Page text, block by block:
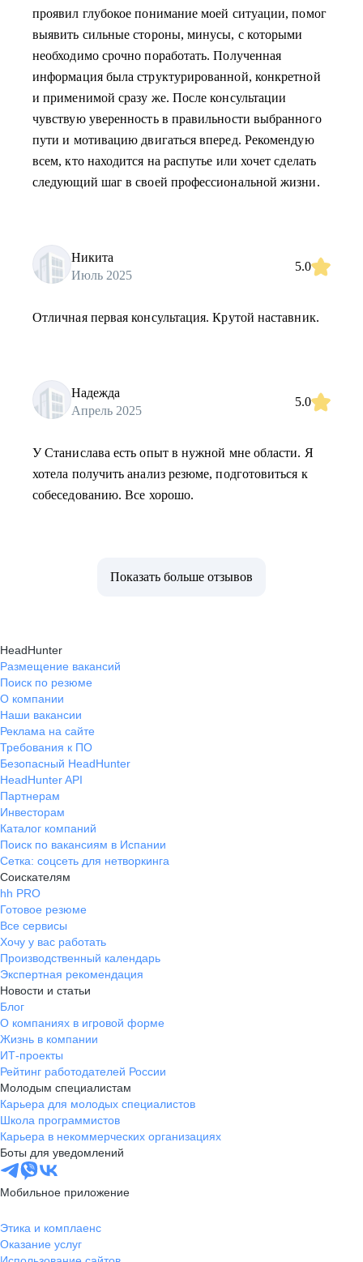
проявил глубокое понимание моей ситуации, помог
выявить сильные стороны, минусы, c которыми
необходимо срочно поработать. Полученная
информация была структурированной, конкретной
и применимой сразу же. После консультации
чувствую уверенность в правильности выбранного
пути и мотивацию двигаться вперед. Рекомендую
всем, кто находится на распутье или хочет сделать
следующий шаг в своей профессиональной жизни.
Никита
Июль 2025
5.0
Отличная первая консультация. Крутой наставник.
Надежда
Апрель 2025
5.0
У Станислава есть опыт в нужной мне области. Я
хотела получить анализ резюме, подготовиться к
собеседованию. Все хорошо.
Показать больше отзывов
HeadHunter
Размещение вакансий
Поиск по резюме
О компании
Наши вакансии
Реклама на сайте
Требования к ПО
Безопасный HeadHunter
HeadHunter API
Партнерам
Инвесторам
Каталог компаний
Поиск по вакансиям в Испании
Сетка: соцсеть для нетворкинга
Соискателям
hh PRO
Готовое резюме
Все сервисы
Хочу у вас работать
Производственный календарь
Экспертная рекомендация
Новости и статьи
Блог
О компаниях в игровой форме
Жизнь в компании
ИТ-проекты
Рейтинг работодателей России
Молодым специалистам
Карьера для молодых специалистов
Школа программистов
Карьера в некоммерческих организациях
Боты для уведомлений
Мобильное приложение
Этика и комплаенс
Оказание услуг